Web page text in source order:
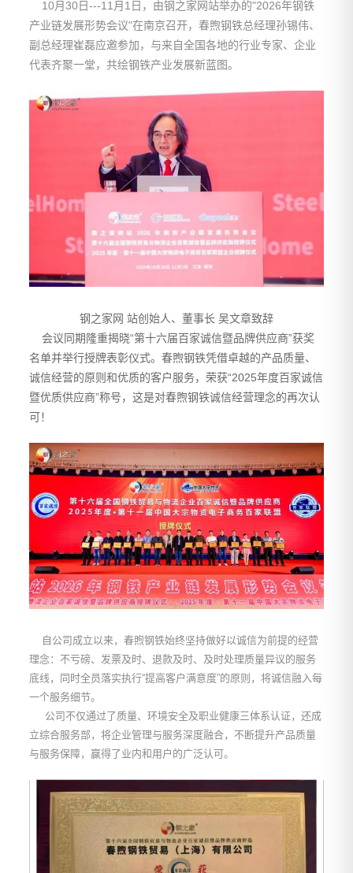
10月30日---11月1日，由钢之家网站举办的"2026年钢铁
产业链发展形势会议"在南京召开，春煦钢铁总经理孙锡伟、
副总经理崔磊应邀参加，与来自全国各地的行业专家、企业
代表齐聚一堂，共绘钢铁产业发展新蓝图。
钢之家网 站创始人、董事长 吴文章致辞
会议同期隆重揭晓“第十六届百家诚信暨品牌供应商”获奖
名单并举行授牌表彰仪式。春煦钢铁凭借卓越的产品质量、
诚信经营的原则和优质的客户服务，荣获“2025年度百家诚信
暨优质供应商”称号，这是对春煦钢铁诚信经营理念的再次认
可！
自公司成立以来，春煦钢铁始终坚持做好以诚信为前提的经营
理念：不亏磅、发票及时、退款及时、及时处理质量异议的服务
底线，同时全员落实执行“提高客户满意度”的原则，将诚信融入每
一个服务细节。
公司不仅通过了质量、环境安全及职业健康三体系认证，还成
立综合服务部，将企业管理与服务深度融合，不断提升产品质量
与服务保障，赢得了业内和用户的广泛认可。